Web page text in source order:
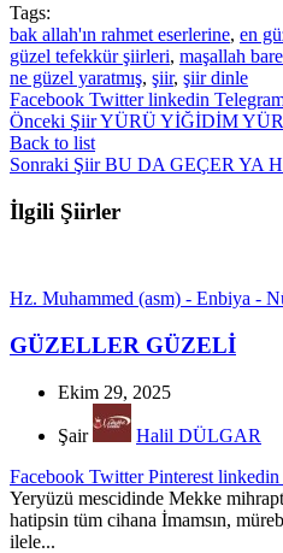
Tags:
bak allah'ın rahmet eserlerine, en
güzel tefekkür şiirleri, maşallah
ne güzel yaratmış, şiir, şiir dinle
Facebook Twitter linkedin
Önceki ŞiirYÜRÜ YİĞİDİM
Back to list
Sonraki Şiir BU DA GEÇER YA
İlgili Şiirler
Hz. Muhammed (asm) - Enbiya -
GÜZELLER GÜZELİ
Ekim 29, 2025
Şair
Halil DÜLGAR
Facebook Twitter Pinterest linkedin
Yeryüzü mescidinde Mekke
hatipsin tüm cihana İmamsın,
ilele...